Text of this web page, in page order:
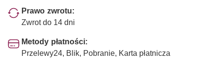
Prawo zwrotu:
Zwrot do 14 dni
Metody płatności:
Przelewy24, Blik, Pobranie, Karta płatnicza